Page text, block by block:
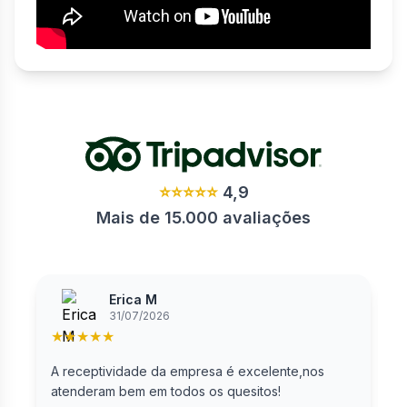
⭐⭐⭐⭐⭐4,9
Mais de 15.000 avaliações
Erica M
31/07/2026
★★★★★
A receptividade da empresa é excelente,nos
atenderam bem em todos os quesitos!